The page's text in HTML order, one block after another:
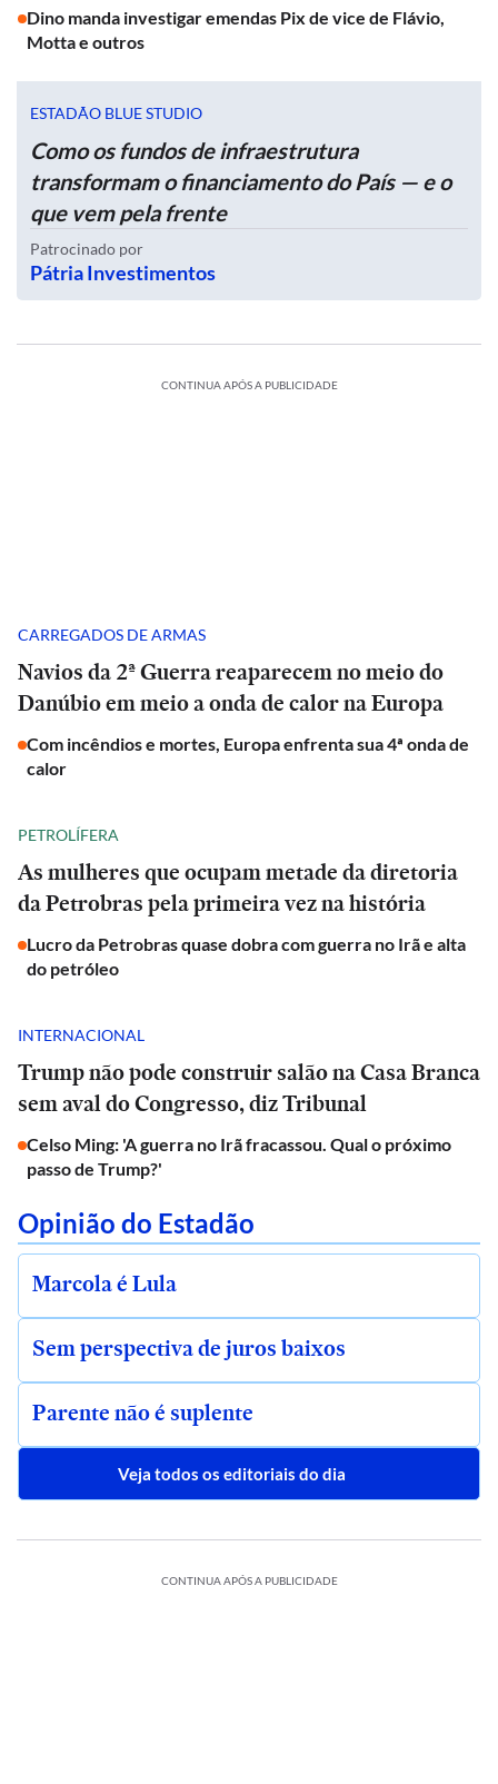
Dino manda investigar emendas Pix de vice de Flávio,
Motta e outros
ESTADÃO BLUE STUDIO
Como os fundos de infraestrutura
transformam o financiamento do País — e o
que vem pela frente
Patrocinado por
Pátria Investimentos
CONTINUA APÓS A PUBLICIDADE
CARREGADOS DE ARMAS
Navios da 2ª Guerra reaparecem no meio do
Danúbio em meio a onda de calor na Europa
Com incêndios e mortes, Europa enfrenta sua 4ª onda de
calor
PETROLÍFERA
As mulheres que ocupam metade da diretoria
da Petrobras pela primeira vez na história
Lucro da Petrobras quase dobra com guerra no Irã e alta
do petróleo
INTERNACIONAL
Trump não pode construir salão na Casa Branca
sem aval do Congresso, diz Tribunal
Celso Ming: 'A guerra no Irã fracassou. Qual o próximo
passo de Trump?'
Opinião do Estadão
Marcola é Lula
Sem perspectiva de juros baixos
Parente não é suplente
Veja todos os editoriais do dia
CONTINUA APÓS A PUBLICIDADE